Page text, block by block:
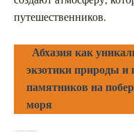
путешественников.
Абхазия как
экзотики природы и
памятников на
моря